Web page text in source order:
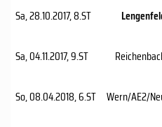
Sa, 28.10.2017, 8.ST
Sa, 04.11.2017, 9.ST
So, 08.04.2018, 6.ST Wern/AE2/